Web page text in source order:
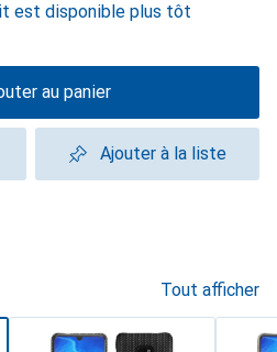
est disponible plus tôt
au panier
Ajouter à la liste
Tout afficher